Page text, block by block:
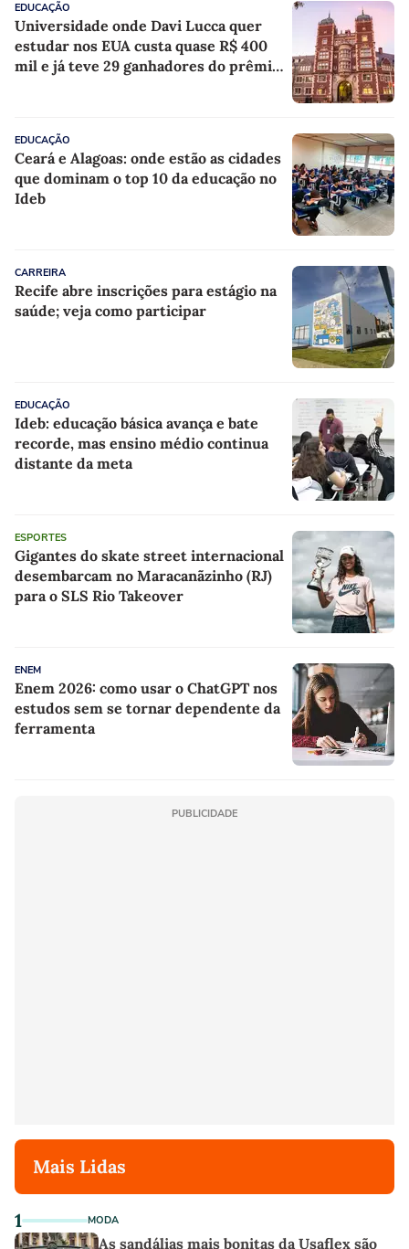
EDUCAÇÃO
Universidade onde Davi Lucca quer
estudar nos EUA custa quase R$ 400
mil e já teve 29 ganhadores do prêmio
EDUCAÇÃO
Ceará e Alagoas: onde estão as cidades
que dominam o top 10 da educação no
Ideb
CARREIRA
Recife abre inscrições para estágio na
saúde; veja como participar
EDUCAÇÃO
Ideb: educação básica avança e bate
recorde, mas ensino médio continua
distante da meta
ESPORTES
Gigantes do skate street internacional
desembarcam no Maracanãzinho (RJ)
para o SLS Rio Takeover
ENEM
Enem 2026: como usar o ChatGPT nos
estudos sem se tornar dependente da
ferramenta
PUBLICIDADE
Mais Lidas
1 MODA
As sandálias mais bonitas da Usaflex são